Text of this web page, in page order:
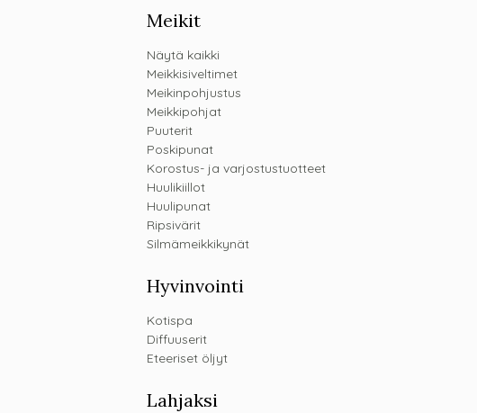
Meikit
Näytä kaikki
Meikkisiveltimet
Meikinpohjustus
Meikkipohjat
Puuterit
Poskipunat
Korostus- ja varjostustuotteet
Huulikiillot
Huulipunat
Ripsivärit
Silmämeikkikynät
Hyvinvointi
Kotispa
Diffuuserit
Eteeriset öljyt
Lahjaksi